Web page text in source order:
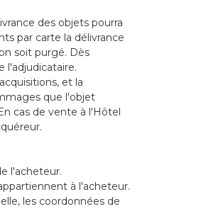
des objets pourra
par carte la délivrance
soit purgé. Dès
l'adjudicataire.
et la
que l'objet
cas de vente à l'Hôtel
l'acheteur.
à l'acheteur.
les coordonnées de